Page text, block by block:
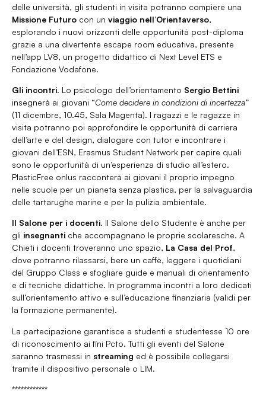
delle università, gli studenti in visita potranno compiere una
Missione Futuro con un viaggio nell’Orientaverso,
esplorando i nuovi orizzonti delle opportunità post-diploma
grazie a una divertente escape room educativa, presente
nell’app LV8, un progetto didattico di Next Level ETS e
Fondazione Vodafone.
Gli incontri. Lo psicologo dell’orientamento Sergio Bettini
insegnerà ai giovani “Come decidere in condizioni di incertezza”
(11 dicembre, 10.45, Sala Magenta). I ragazzi e le ragazze in
visita potranno poi approfondire le opportunità di carriera
dell’arte e del design, dialogare con tutor e incontrare i
giovani dell’ESN, Erasmus Student Network per capire quali
sono le opportunità di un’esperienza di studio all’estero.
PlasticFree onlus racconterà ai giovani il proprio impegno
nelle scuole per un pianeta senza plastica, per la salvaguardia
delle tartarughe marine e per la pulizia ambientale.
Il Salone per i docenti. Il Salone dello Studente è anche per
gli insegnanti che accompagnano le proprie scolaresche. A
Chieti i docenti troveranno uno spazio, La Casa del Prof,
dove potranno rilassarsi, bere un caffè, leggere i quotidiani
del Gruppo Class e sfogliare guide e manuali di orientamento
e di tecniche didattiche. In programma incontri a loro dedicati
sull’orientamento attivo e sull’educazione finanziaria (validi per
la formazione permanente).
La partecipazione garantisce a studenti e studentesse 10 ore
di riconoscimento ai fini Pcto. Tutti gli eventi del Salone
saranno trasmessi in streaming ed è possibile collegarsi
tramite il dispositivo personale o LIM.
************